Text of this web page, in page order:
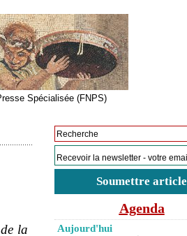
Spécialisée (FNPS)
la
Soumettre article
Agenda
Aujourd'hui